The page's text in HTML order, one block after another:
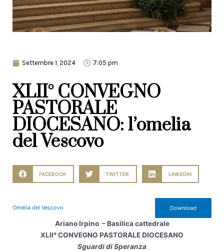
Settembre 1, 2024 7:05 pm
XLII° CONVEGNO
PASTORALE
DIOCESANO: l’omelia
del Vescovo
FACEBOOK TWITTER LINKEDIN
Omelia del Vescovo Download
Ariano Irpino – Basilica cattedrale
XLII° CONVEGNO PASTORALE DIOCESANO
Sguardi di Speranza